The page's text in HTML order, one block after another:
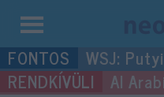
Kilépés
a
tartalomba
WSJ:
Al